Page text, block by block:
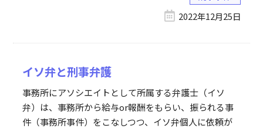
2022年12月25日
イソ弁と刑事弁護
事務所にアソシエイトとして所属する弁護士（イソ
弁）は、事務所から給与or報酬をもらい、振られる事
件（事務所事件）をこなしつつ、イソ弁個人に依頼が